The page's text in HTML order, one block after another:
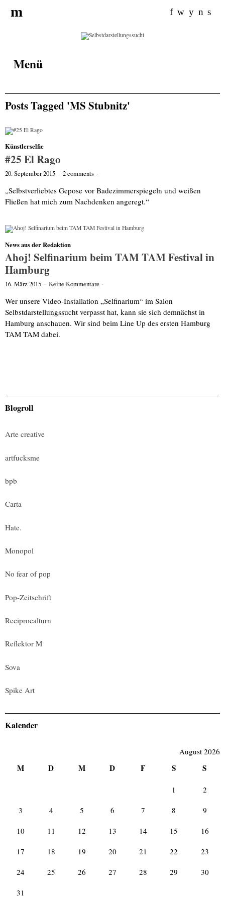
f w y n s
m
Menü
Posts Tagged 'MS Stubnitz'
Künstlerselfie
#25 El Rago
20. September 2015 · 2 comments ·
„Selbstverliebtes Gepose vor Badezimmerspiegeln und weißen
Fließen hat mich zum Nachdenken angeregt.“
News aus der Redaktion
Ahoj! Selfinarium beim TAM TAM Festival in
Hamburg
16. März 2015 · Keine Kommentare ·
Wer unsere Video-Installation „Selfinarium“ im Salon
Selbstdarstellungssucht verpasst hat, kann sie sich demnächst in
Hamburg anschauen. Wir sind beim Line Up des ersten Hamburg
TAM TAM dabei.
Blogroll
Arte creative
artfucksme
bpb
Carta
Hate.
Monopol
No fear of pop
Pop-Zeitschrift
Reciprocalturn
Reflektor M
Sova
Spike Art
Kalender
August 2026
M D M D F S S
1 2
3 4 5 6 7 8 9
10 11 12 13 14 15 16
17 18 19 20 21 22 23
24 25 26 27 28 29 30
31